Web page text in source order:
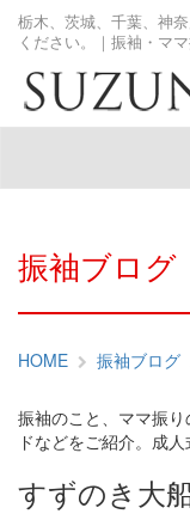
栃木、茨城、千葉、神
ください。｜振袖・マ
振袖ブログ
HOME 振袖ブログ
振袖のこと、ママ振
ドなどをご紹介。成
すずのき大